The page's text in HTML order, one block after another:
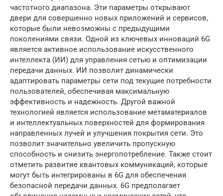
частотного диапазона. Эти параметры открывают
двери для совершенно новых приложений и сервисов,
которые были невозможны с предыдущими
поколениями связи. Одной из ключевых инноваций 6G
является активное использование искусственного
интеллекта (ИИ) для управления сетью и оптимизации
передачи данных. ИИ позволит динамически
адаптировать параметры сети под текущие потребности
пользователей, обеспечивая максимальную
эффективность и надежность. Другой важной
технологией является использование метаматериалов
и интеллектуальных поверхностей для формирования
направленных лучей и улучшения покрытия сети. Это
позволит значительно увеличить пропускную
способность и снизить энергопотребление. Также стоит
отметить развитие квантовых коммуникаций, которые
могут быть интегрированы в 6G для обеспечения
безопасной передачи данных. 6G предполагает